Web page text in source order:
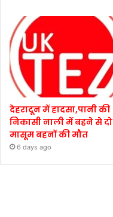
देहरादून में हादसा,पानी की
निकासी नाली में बहने से दो
मासूम बहनों की मौत
6 days ago